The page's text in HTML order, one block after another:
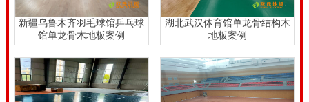
新疆乌鲁木齐羽毛球馆乒乓球
馆单龙骨木地板案例
湖北武汉体育馆单龙骨结构木
地板案例